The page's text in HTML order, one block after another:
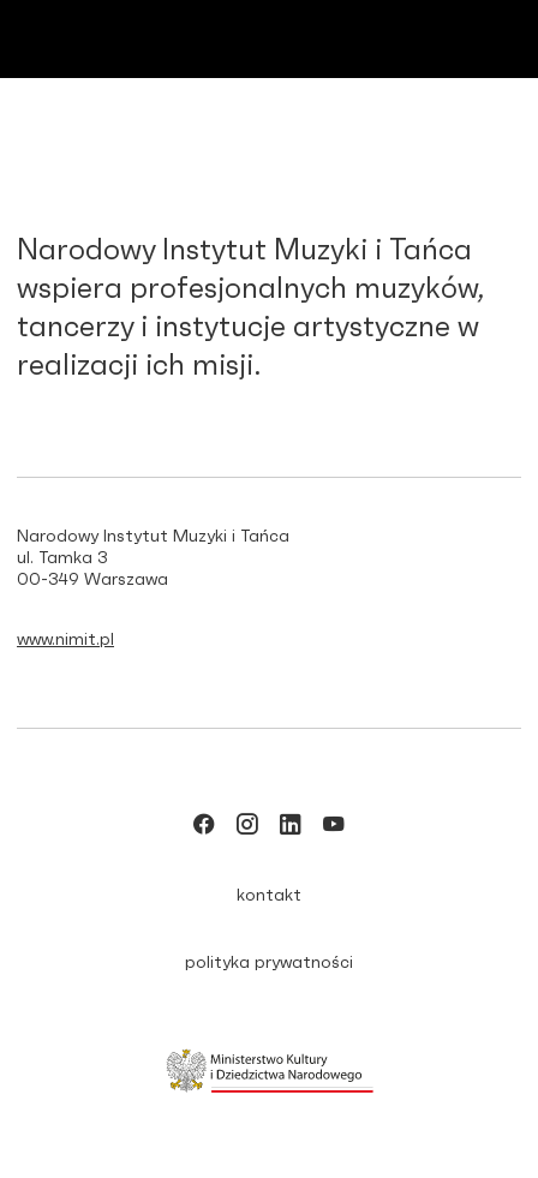
Narodowy Instytut Muzyki i Tańca
wspiera profesjonalnych muzyków,
tancerzy i instytucje artystyczne w
realizacji ich misji.
Narodowy Instytut Muzyki i Tańca
ul. Tamka 3
00-349 Warszawa
www.nimit.pl
kontakt
polityka prywatności